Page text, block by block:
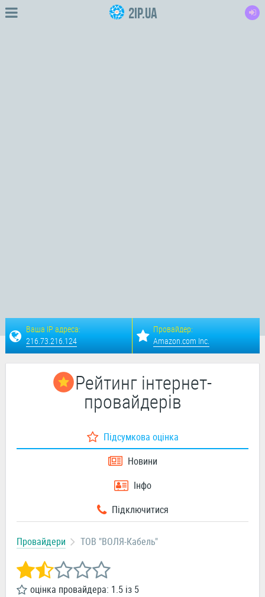
2IP.ua
Ваша IP адреса:
216.73.216.124
Провайдер:
Amazon.com Inc.
Рейтинг інтернет-
провайдерів
Підсумкова оцінка
Новини
Інфо
Підключитися
Провайдери ТОВ "ВОЛЯ-Кабель"
оцінка провайдера: 1.5 із 5